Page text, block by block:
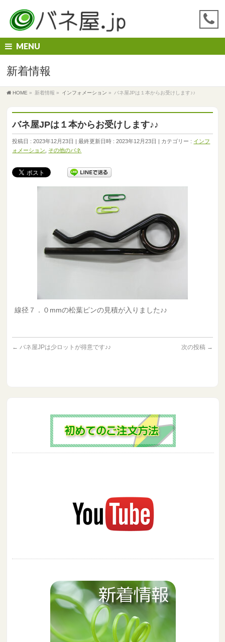
MENU
新着情報
HOME » 新着情報 » インフォメーション » バネ屋JPは１本からお受けします♪♪
バネ屋JPは１本からお受けします♪♪
投稿日 : 2023年12月23日 最終更新日時 : 2023年12月23日 カテゴリー : インフ
ォメーション
その他のバネ
線径７．０mmの松葉ピンの見積が入りました♪♪
← バネ屋JPは少ロットが得意です♪♪ 次の投稿 →